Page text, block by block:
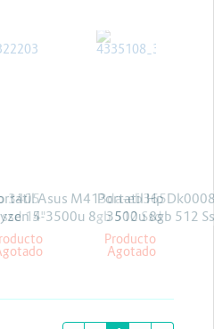
3405
14"
Asus M413da-eb365
5-3500u 8gb 512 Ssd
Portatil Hp
3500u 8gb 512
14pul + licencia
HP
Producto
Agotado